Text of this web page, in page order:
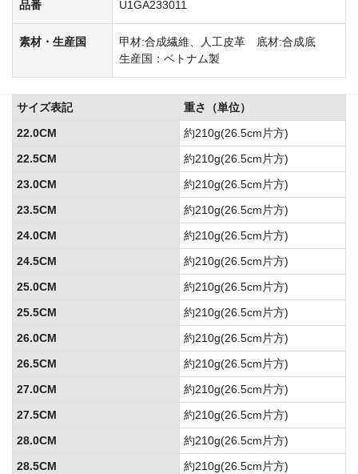
品番 U1GA233011
素材・生産国
甲材:合成繊維、人工皮革 底材:合成底
生産国：ベトナム製
サイズ表記
重さ（単位）
22.0CM
約210g(26.5cm片方)
22.5CM
約210g(26.5cm片方)
23.0CM
約210g(26.5cm片方)
23.5CM
約210g(26.5cm片方)
24.0CM
約210g(26.5cm片方)
24.5CM
約210g(26.5cm片方)
25.0CM
約210g(26.5cm片方)
25.5CM
約210g(26.5cm片方)
26.0CM
約210g(26.5cm片方)
26.5CM
約210g(26.5cm片方)
27.0CM
約210g(26.5cm片方)
27.5CM
約210g(26.5cm片方)
28.0CM
約210g(26.5cm片方)
28.5CM
約210g(26.5cm片方)